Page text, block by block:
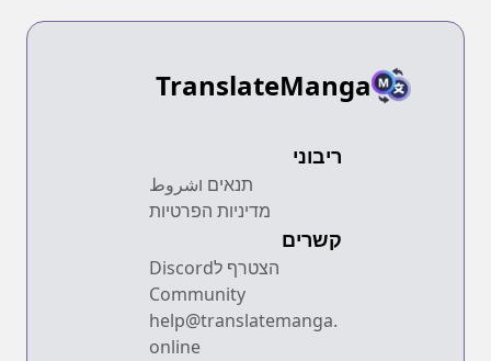
TranslateManga
ריבוני
תנאים וشروط
מדיניות הפרטיות
קשרים
הצטרף לDiscord
Community
help@translatemanga.
online